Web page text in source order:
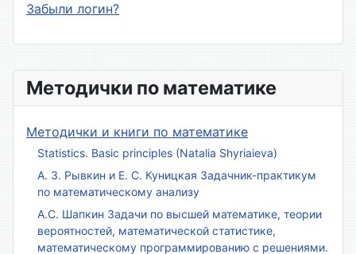
Методички по математике
Методички и книги по математике
Statistics. Basic principles (Natalia Shyriaieva)
А. З. Рывкин и Е. С. Куницкая Задачник-практикум
по математическому анализу
А.С. Шапкин Задачи по высшей математике, теории
вероятностей, математической статистике,
математическому программированию с решениями.
Забыли логин?